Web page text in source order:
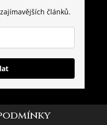
článků.